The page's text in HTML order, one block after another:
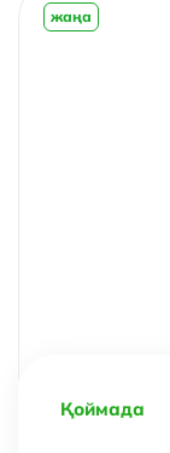
жаңа
Қоймада